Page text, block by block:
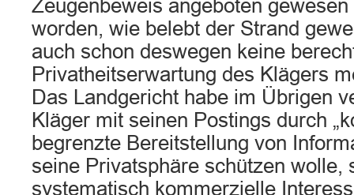
Zeugenbeweis angeboten
worden, wie belebt der Strand
auch schon deswegen keine
Privatheitserwartung des Klägers
Das Landgericht habe im Übrigen
Kläger mit seinen Postings durch
begrenzte Bereitstellung von
seine Privatsphäre schützen wolle,
systematisch kommerzielle